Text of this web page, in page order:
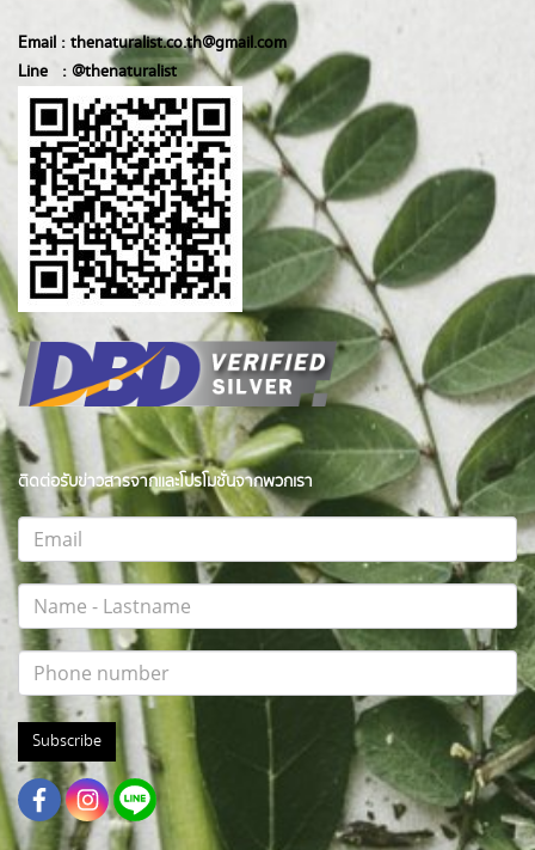
Email : thenaturalist.co.th@gmail.com
Line : @thenaturalist
ติดต่อรับข่าวสารจากและโปรโมชั่นจากพวกเรา
Subscribe